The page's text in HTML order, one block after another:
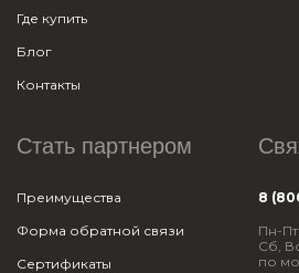
Где купить
Блог
Контакты
Стать партнером
Преимущества
Форма обратной связи
Сертификаты
8
Пн-
Сб,
по